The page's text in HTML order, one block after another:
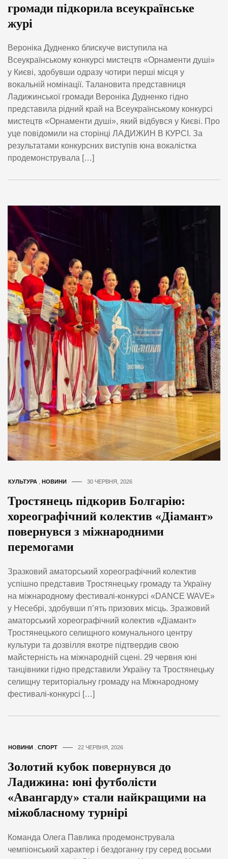
громади підкорила всеукраїнське
журі
Вероніка Дудненко блискуче виступила на
Всеукраїнському конкурсі мистецтв «Орнаменти душі»
у Києві, здобувши одразу чотири перші місця у
вокальній номінації. Талановита представниця
Ладижинської громади Вероніка Дудненко гідно
представила рідний край на Всеукраїнському конкурсі
мистецтв «Орнаменти душі», який відбувся у Києві. Про
уце повідомили на сторінці ЛАДИЖИН В КУРСІ. За
результатами конкурсних виступів юна вокалістка
продемонструвала […]
КУЛЬТУРА НОВИНИ 30 ЧЕРВНЯ, 2026
Тростянець підкорив Болгарію:
хореографічний колектив «Діамант»
повернувся з міжнародними
перемогами
Зразковий аматорський хореографічний колектив
успішно представив Тростянецьку громаду та Україну
на міжнародному фестивалі-конкурсі «DANCE WAVE»
у Несебрі, здобувши п’ять призових місць. Зразковий
аматорський хореографічний колектив «Діамант»
Тростянецького селищного комунального центру
культури та дозвілля вкотре підтвердив свою
майстерність на міжнародній сцені. 29 червня юні
танцівники гідно представили Україну та Тростянецьку
селищну територіальну громаду на Міжнародному
фестивалі-конкурсі […]
НОВИНИ СПОРТ 22 ЧЕРВНЯ, 2026
Золотий кубок повернувся до
Ладижина: юні футболісти
«Авангарду» стали найкращими на
міжобласному турнірі
Команда Олега Павлика продемонструвала
чемпіонський характер і бездоганну гру серед восьми